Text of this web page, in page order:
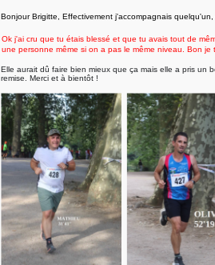
Bonjour Brigitte, Effectivement j'accompagnais
Ok j'ai cru que tu étais blessé et que tu avais tout de
une personne même si on a pas le même niveau. Bon
Elle aurait dû faire bien mieux que ça mais elle a pris un
remise. Merci et à bientôt !